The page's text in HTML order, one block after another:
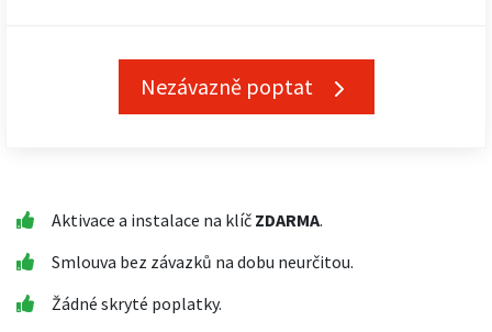
Nezávazně poptat
Aktivace a instalace na klíč ZDARMA.
Smlouva bez závazků na dobu neurčitou.
Žádné skryté poplatky.